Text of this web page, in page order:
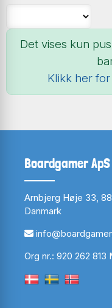
Det vises kun
Klikk her
Boardgamer ApS
Arnbjerg Høje 33,
Danmark
Org nr.: 920 262 813